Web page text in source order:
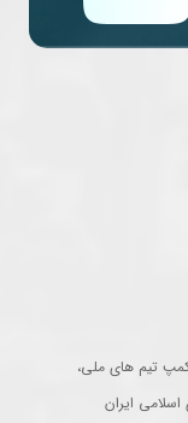
کمپ تیم های ملی،
ایران